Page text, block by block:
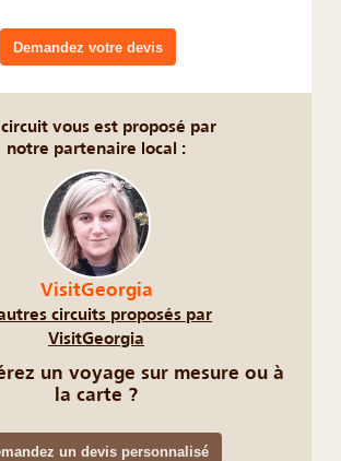
Demandez votre devis
circuit vous est proposé par
notre partenaire local :
VisitGeorgia
circuits proposés par
VisitGeorgia
un voyage sur mesure ou à
la carte ?
un devis personnalisé